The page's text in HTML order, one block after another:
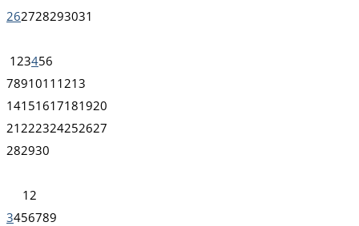
262728293031
1 23456
7891011 1213
14151617181920
21 222324252627
282930
1 2
3456789